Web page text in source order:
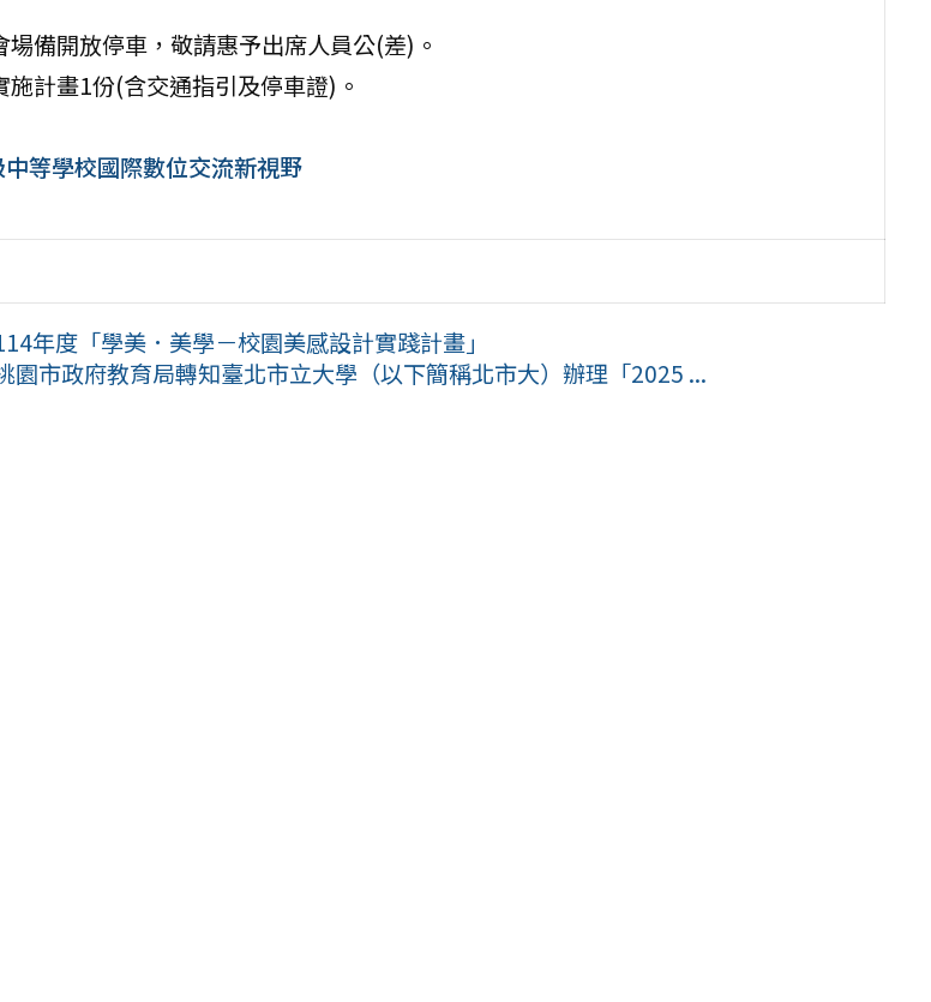
場備開放停車，敬請惠予出席人員公(差)。
施計畫1份(含交通指引及停車證)。
等學校國際數位交流新視野
年度「學美．美學－校園美感設計實踐計畫」
園市政府教育局轉知臺北市立大學（以下簡稱北市大）辦理「2025 ...